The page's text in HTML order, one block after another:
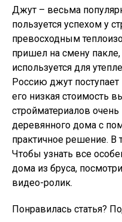
Джут – весьма
пользуется успехом у
превосходным
пришел на смену
используется для
Россию джут
его низкая стоимость
стройматериалов
деревянного дома с
практичное решение. В
Чтобы узнать все
дома из бруса,
видео-ролик.
Понравилась статья?